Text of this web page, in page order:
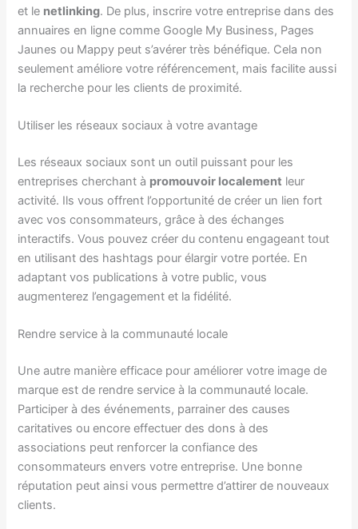
et le netlinking. De plus, inscrire votre entreprise dans des
annuaires en ligne comme Google My Business, Pages
Jaunes ou Mappy peut s’avérer très bénéfique. Cela non
seulement améliore votre référencement, mais facilite aussi
la recherche pour les clients de proximité.
Utiliser les réseaux sociaux à votre avantage
Les réseaux sociaux sont un outil puissant pour les
entreprises cherchant à promouvoir localement leur
activité. Ils vous offrent l’opportunité de créer un lien fort
avec vos consommateurs, grâce à des échanges
interactifs. Vous pouvez créer du contenu engageant tout
en utilisant des hashtags pour élargir votre portée. En
adaptant vos publications à votre public, vous
augmenterez l’engagement et la fidélité.
Rendre service à la communauté locale
Une autre manière efficace pour améliorer votre image de
marque est de rendre service à la communauté locale.
Participer à des événements, parrainer des causes
caritatives ou encore effectuer des dons à des
associations peut renforcer la confiance des
consommateurs envers votre entreprise. Une bonne
réputation peut ainsi vous permettre d’attirer de nouveaux
clients.